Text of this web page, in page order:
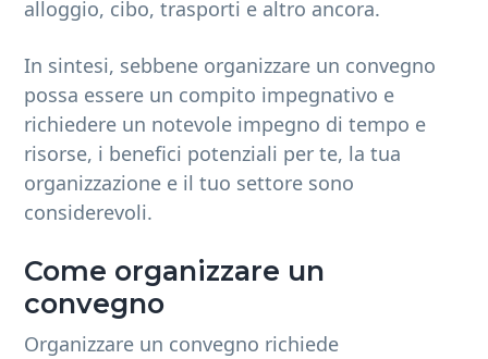
alloggio, cibo, trasporti e altro ancora.
In sintesi, sebbene organizzare un convegno
possa essere un compito impegnativo e
richiedere un notevole impegno di tempo e
risorse, i benefici potenziali per te, la tua
organizzazione e il tuo settore sono
considerevoli.
Come organizzare un
convegno
Organizzare un convegno richiede